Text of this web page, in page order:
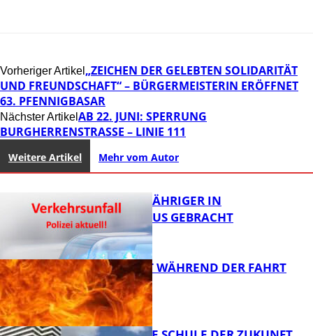
Vorheriger Artikel „ZEICHEN DER GELEBTEN SOLIDARITÄT
UND FREUNDSCHAFT“ – BÜRGERMEISTERIN ERÖFFNET
63. PFENNIGBASAR
Nächster Artikel AB 22. JUNI: SPERRUNG
BURGHERRENSTRASSE – LINIE 111
Weitere Artikel Mehr vom Autor
FB News
UNFALL: 58-JÄHRIGER IN
KRANKENHAUS GEBRACHT
AUTO FÄNGT WÄHREND DER FAHRT
FEUER